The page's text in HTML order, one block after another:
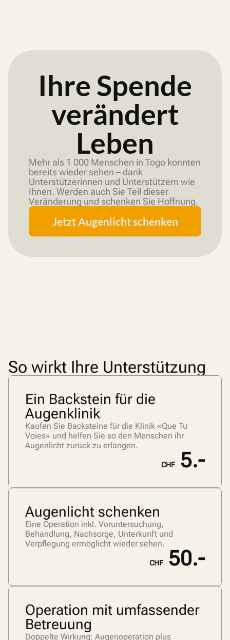
Ihre Spende
verändert
Leben
Mehr als 1 000 Menschen in Togo konnten
bereits wieder sehen – dank
Unterstützerinnen und Unterstützern wie
Ihnen. Werden auch Sie Teil dieser
Veränderung und schenken Sie Hoffnung.
Jetzt Augenlicht schenken
So wirkt Ihre Unterstützung
Ein Backstein für die
Augenklinik
Kaufen Sie Backsteine für die Klinik «Que Tu
Voies» und helfen Sie so den Menschen ihr
Augenlicht zurück zu erlangen.
CHF 5.-
Augenlicht schenken
Eine Operation inkl. Voruntersuchung,
Behandlung, Nachsorge, Unterkunft und
Verpflegung ermöglicht wieder sehen.
CHF 50.-
Operation mit umfassender
Betreuung
Doppelte Wirkung: Augenoperation plus